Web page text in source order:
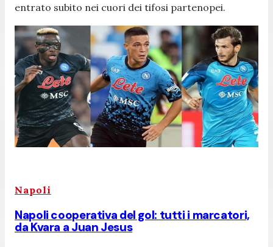
entrato subito nei cuori dei tifosi partenopei.
Napoli
Napoli cooperativa del gol: tutti i marcatori,
da Kvara a Juan Jesus